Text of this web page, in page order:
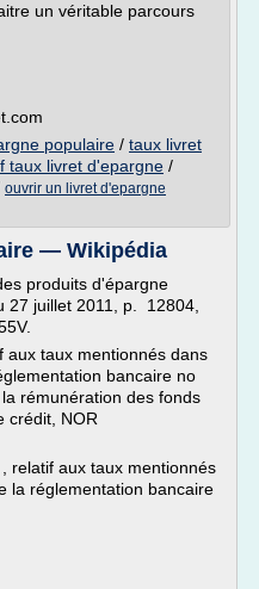
un véritable parcours
populaire / taux livret
taux livret d'epargne /
ouvrir un livret d'epargne
— Wikipédia
produits d'épargne
juillet 2011, p. 12804,
aux taux mentionnés dans
bancaire no
rémunération des fonds
crédit, NOR
relatif aux taux mentionnés
la réglementation bancaire